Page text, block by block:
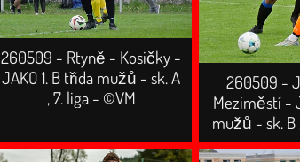
260509 - Rtyně - Kosičky -
JAKO 1. B třída mužů - sk. A
, 7. liga - ©VM
260509 -
Meziměstí -
mužů - sk. B